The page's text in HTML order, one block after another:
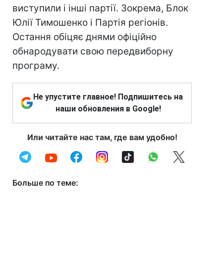
виступили і інші партії. Зокрема, Блок
Юлії Тимошенко і Партія регіонів.
Остання обіцяє днями офіційно
обнародувати свою передвиборну
програму.
Не упустите главное! Подпишитесь на
наши обновления в Google!
Или читайте нас там, где вам удобно!
Больше по теме: